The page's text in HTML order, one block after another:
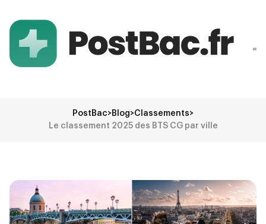
PostBac>Blog>Classements>
Le classement 2025 des BTS CG par ville